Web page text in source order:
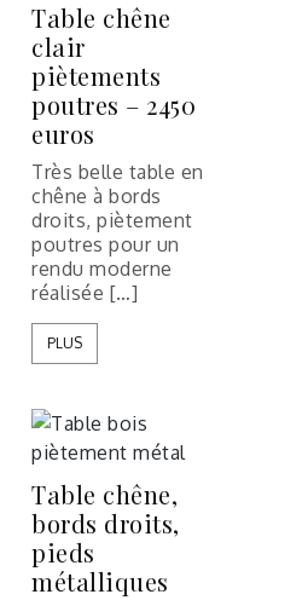
Table chêne
clair
piètements
poutres – 2450
euros
Très belle table en
chêne à bords
droits, piètement
poutres pour un
rendu moderne
réalisée […]
PLUS
Table chêne,
bords droits,
pieds
métalliques